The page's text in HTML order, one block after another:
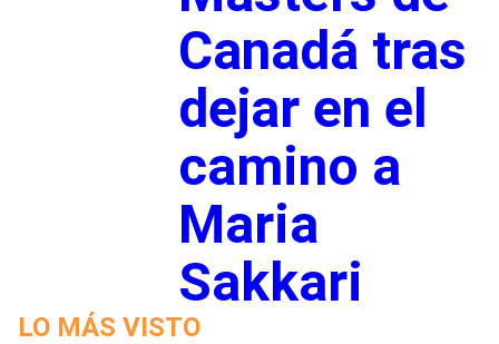
Canadá tras
dejar en el
camino a
Maria
Sakkari
LO MÁS VISTO